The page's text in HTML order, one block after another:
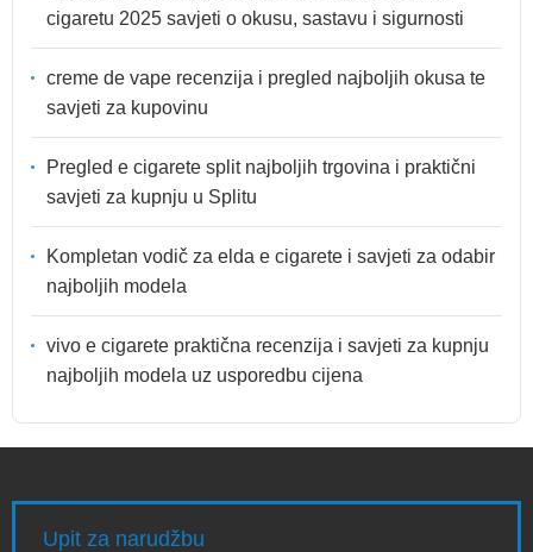
cigaretu 2025 savjeti o okusu, sastavu i sigurnosti
creme de vape recenzija i pregled najboljih okusa te
savjeti za kupovinu
Pregled e cigarete split najboljih trgovina i praktični
savjeti za kupnju u Splitu
Kompletan vodič za elda e cigarete i savjeti za odabir
najboljih modela
vivo e cigarete praktična recenzija i savjeti za kupnju
najboljih modela uz usporedbu cijena
Upit za narudžbu